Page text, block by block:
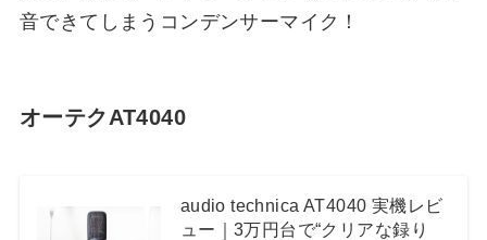
音できてしまうコンデンサーマイク！
オーテクAT4040
audio technica AT4040 実機レビ
ュー｜3万円台で“クリアな録り